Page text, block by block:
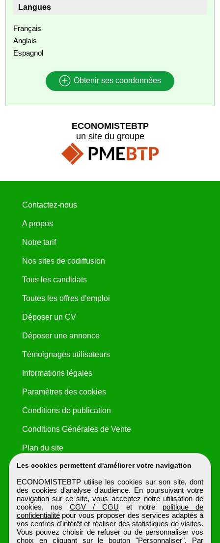
Langues
Français
Anglais
Espagnol
Obtenir ses coordonnées
Les cookies permettent d'améliorer votre navigation
ECONOMISTEBTP utilise les cookies sur son site, dont
des cookies d'analyse d'audience. En poursuivant votre
navigation sur ce site, vous acceptez notre utilisation de
cookies, nos CGV / CGU et notre politique de
confidentialitépour vous proposer des services adaptés à
vos centres d'intérêt et réaliser des statistiques de visites.
Vous pouvez choisir de refuser ou de personnaliser vos
choix en cliquant sur le bouton "Personnaliser". Par
ECONOMISTEBTP
un site du groupe
Contactez-nous
A propos
Notre tarif
Nos sites de codiffusion
Tous les candidats
Toutes les offres d'emploi
Déposer un CV
Déposer une annonce
Témoignages utilisateurs
Informations légales
Paramètres des cookies
Conditions de publication
Conditions Générales de Vente
Plan du site